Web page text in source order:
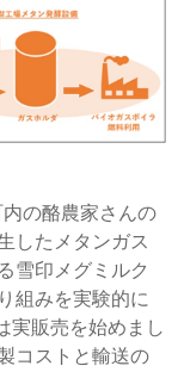
の酪農家さんの
したメタンガス
雪印メグミルク
組みを実験的に
実販売を始めまし
コストと輸送の